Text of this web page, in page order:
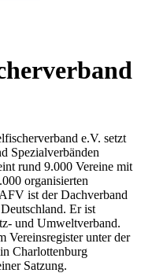
e.V. setzt
Spezialverbänden
rund 9.000 Vereine mit
organisierten
ist der Dachverband
Er ist
und Umweltverband.
Vereinsregister unter der
Charlottenburg
Satzung.